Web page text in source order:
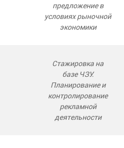
предложение в
условиях рыночной
экономики
Стажировка на
базе ЧЗУ.
Планирование и
контролирование
рекламной
деятельности